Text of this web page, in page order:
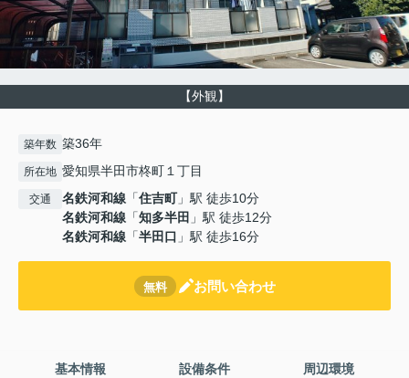
【外観】
築年数 築36年
所在地 愛知県半田市柊町１丁目
交通 名鉄河和線 「住吉町」駅 徒歩10分
名鉄河和線 「知多半田 」駅 徒歩12分
名鉄河和線 「半田口 」駅 徒歩16分
無料 お問い合わせ
基本情報 設備条件 周辺環境